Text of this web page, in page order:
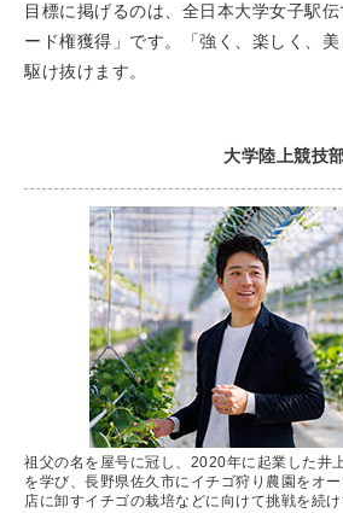
目標に掲げるのは、全日本大学女子駅
ード権獲得」です。「強く、楽しく、美
駆け抜けます。
大学陸上競技
祖父の名を屋号に冠し、2020年に起業した井
を学び、長野県佐久市にイチゴ狩り農園をオ
店に卸すイチゴの栽培などに向けて挑戦を続